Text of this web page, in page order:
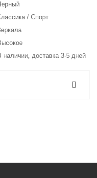
/ Спорт
наличии, доставка 3-5 дней